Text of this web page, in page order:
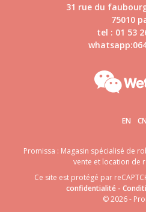
31 rue du
75010
tel : 01 53
EN CN
Promissa : Magasin spécialisé de
vente et location de
Ce site est protégé par
confidentialité -
© 2026 -